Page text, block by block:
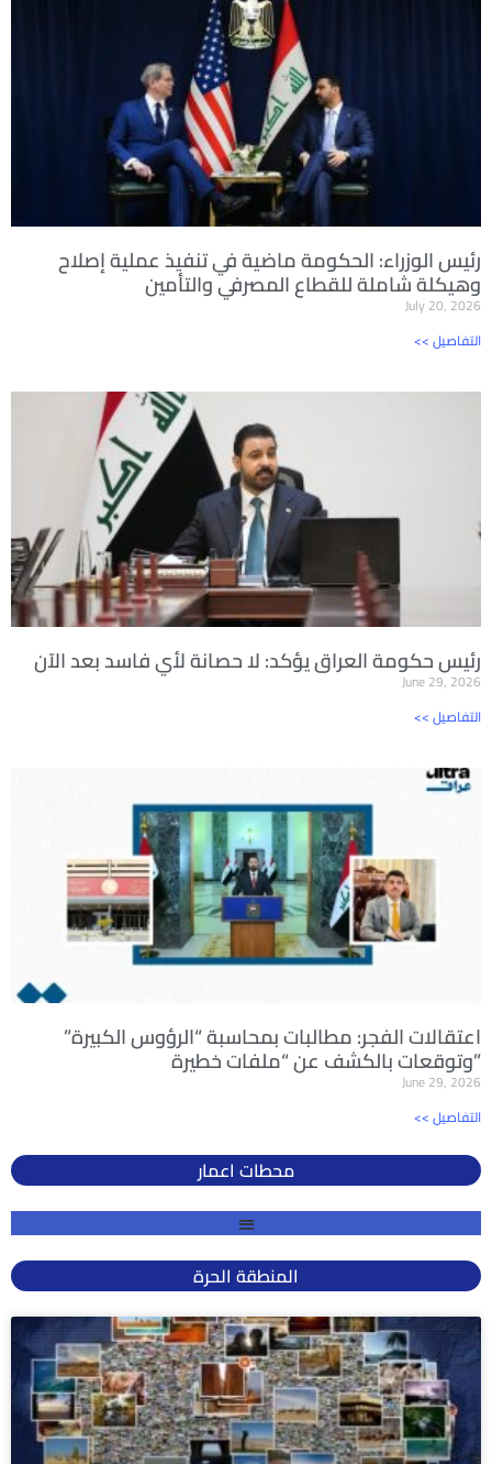
رئيس الوزراء: الحكومة ماضية في تنفيذ عملية إصلاح
وهيكلة شاملة للقطاع المصرفي والتأمين
July 20, 2026
<< التفاصيل
رئيس حكومة العراق يؤكد: لا حصانة لأي فاسد بعد الآن
June 29, 2026
<< التفاصيل
اعتقالات الفجر: مطالبات بمحاسبة “الرؤوس الكبيرة”
وتوقعات بالكشف عن “ملفات خطيرة”
June 29, 2026
<< التفاصيل
محطات اعمار
المنطقة الحرة